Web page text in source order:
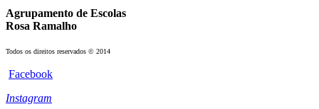
Agrupamento de Escolas
Rosa Ramalho
Todos os direitos reservados © 2014
Facebook
Instagram